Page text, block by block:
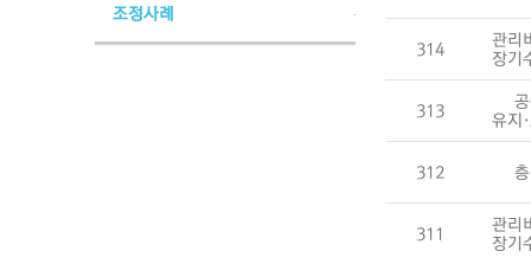
조정사례
314
관리
장기
313
유지
312
311
관리
장기